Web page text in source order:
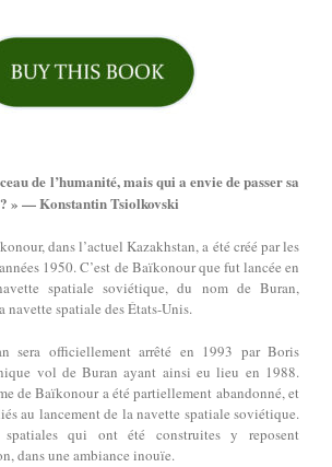
de l’humanité, mais qui a envie de passer sa
» — Konstantin Tsiolkovski
dans l’actuel Kazakhstan, a été créé par les
1950. C’est de Baïkonour que fut lancée en
spatiale soviétique, du nom de Buran,
navette spatiale des États-Unis.
sera officiellement arrêté en 1993 par Boris
vol de Buran ayant ainsi eu lieu en 1988.
de Baïkonour a été partiellement abandonné, et
au lancement de la navette spatiale soviétique.
qui ont été construites y reposent
dans une ambiance inouïe.